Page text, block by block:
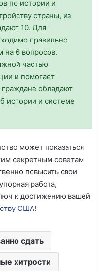
по истории и
страны, из
10. Для
правильно
на 6 вопросов.
частью
и помогает
граждане обладают
истории и системе
может показаться
секретным советам
повысить свои
работа,
к достижению вашей
США!
сдать
хитрости